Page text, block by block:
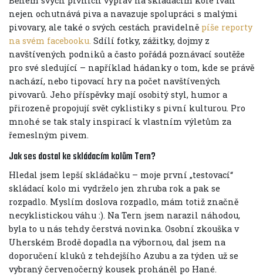
nejen ochutnává piva a navazuje spolupráci s malými
pivovary, ale také o svých cestách pravidelně píše reporty
na svém facebooku. Sdílí fotky, zážitky, dojmy z
navštívených podniků a často pořádá poznávací soutěže
pro své sledující – například hádanky o tom, kde se právě
nachází, nebo tipovací hry na počet navštívených
pivovarů. Jeho příspěvky mají osobitý styl, humor a
přirozeně propojují svět cyklistiky s pivní kulturou. Pro
mnohé se tak staly inspirací k vlastním výletům za
řemeslným pivem.
Jak ses dostal ke skládacím kolům Tern?
Hledal jsem lepší skládačku – moje první „testovací“
skládací kolo mi vydrželo jen zhruba rok a pak se
rozpadlo. Myslím doslova rozpadlo, mám totiž značně
necyklistickou váhu :). Na Tern jsem narazil náhodou,
byla to u nás tehdy čerstvá novinka. Osobní zkouška v
Uherském Brodě dopadla na výbornou, dal jsem na
doporučení kluků z tehdejšího Azubu a za týden už se
vybraný červenočerný kousek proháněl po Hané.